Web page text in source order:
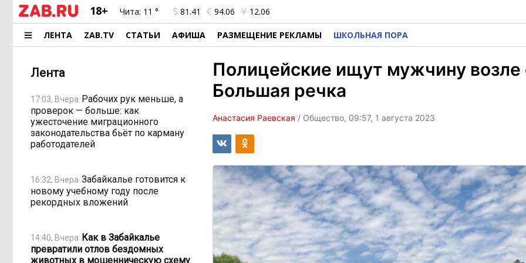
18+ Чита: 11 ° 81.41 94.06 12.06
ЛЕНТА ZAB.TV СТАТЬИ АФИША РАЗМЕЩЕНИЕ РЕКЛАМЫ ШКОЛЬНАЯ ПОРА
Лента
17:03, Вчера Рабочих рук меньше, а
проверок — больше: как
ужесточение миграционного
законодательства бьёт по карману
работодателей
16:32, Вчера Забайкалье готовится к
новому учебному году после
рекордных вложений
14:40, Вчера Как в Забайкалье
превратили отлов бездомных
животных в мошенническую схему
Полицейские ищут мужчину возле
Большая речка
Анастасия Раевская / Общество, 09:57, 1 августа 2023